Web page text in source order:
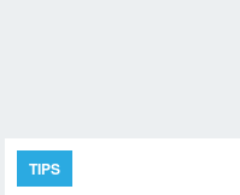
TIPS